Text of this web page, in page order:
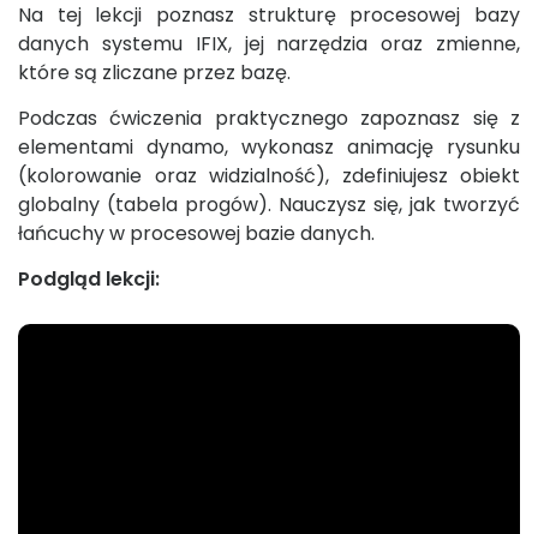
Na tej lekcji poznasz strukturę procesowej bazy
danych systemu IFIX, jej narzędzia oraz zmienne,
które są zliczane przez bazę.
Podczas ćwiczenia praktycznego zapoznasz się z
elementami dynamo, wykonasz animację rysunku
(kolorowanie oraz widzialność), zdefiniujesz obiekt
globalny (tabela progów). Nauczysz się, jak tworzyć
łańcuchy w procesowej bazie danych.
Podgląd lekcji: